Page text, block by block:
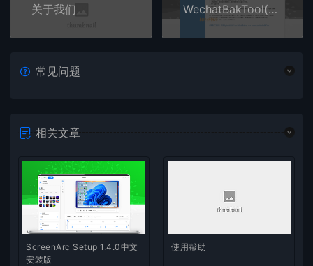
关于我们
WechatBakTool(聊天备份工具) v0.9.1 - 相逢储物站
常见问题
相关文章
ScreenArc Setup 1.4.0中文
安装版
使用帮助